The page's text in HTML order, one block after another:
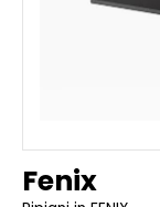
Fenix